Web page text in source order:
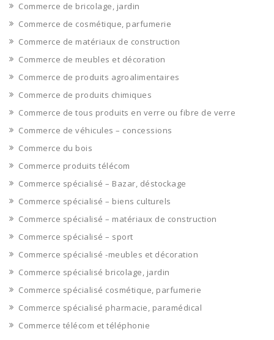
Commerce de bricolage, jardin
Commerce de cosmétique, parfumerie
Commerce de matériaux de construction
Commerce de meubles et décoration
Commerce de produits agroalimentaires
Commerce de produits chimiques
Commerce de tous produits en verre ou fibre de verre
Commerce de véhicules – concessions
Commerce du bois
Commerce produits télécom
Commerce spécialisé – Bazar, déstockage
Commerce spécialisé – biens culturels
Commerce spécialisé – matériaux de construction
Commerce spécialisé – sport
Commerce spécialisé -meubles et décoration
Commerce spécialisé bricolage, jardin
Commerce spécialisé cosmétique, parfumerie
Commerce spécialisé pharmacie, paramédical
Commerce télécom et téléphonie